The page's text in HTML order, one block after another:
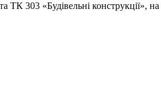
ТК 303 «Будівельні конструкції»,